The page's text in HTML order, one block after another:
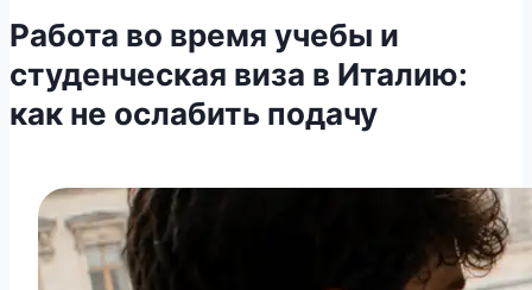
Работа во время учебы и
студенческая виза в Италию:
как не ослабить подачу